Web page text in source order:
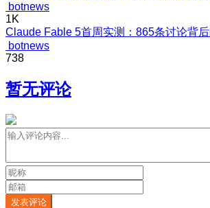
botnews
1K
Claude Fable 5首周实测：865条讨论背
botnews
738
暂无评论
发表评论